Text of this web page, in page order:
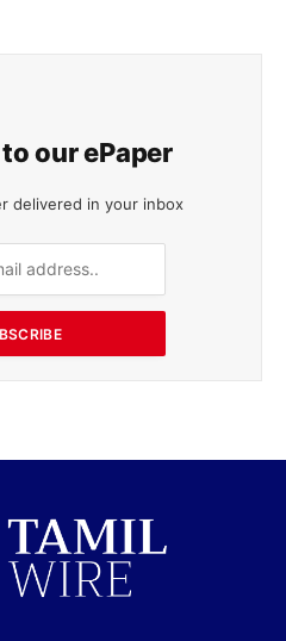
our ePaper
delivered in your inbox